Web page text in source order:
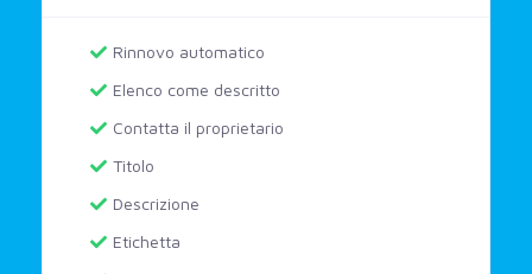
Rinnovo automatico
Elenco come descritto
Contatta il proprietario
Titolo
Descrizione
Etichetta